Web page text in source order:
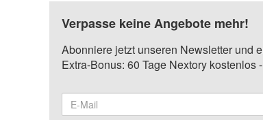
Verpasse keine Angebote mehr!
Abonniere jetzt unseren Newsletter und
Extra-Bonus: 60 Tage Nextory